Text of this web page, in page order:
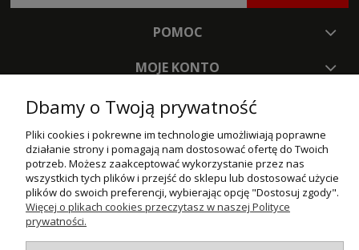
POMOC
MOJE KONTO
PŁATNOŚCI I DOSTAWA
INFORMACJE
O NAS
© MAXSOTE 2026.
Dbamy o Twoją prywatność
Pliki cookies i pokrewne im technologie umożliwiają poprawne
działanie strony i pomagają nam dostosować ofertę do Twoich
potrzeb. Możesz zaakceptować wykorzystanie przez nas
wszystkich tych plików i przejść do sklepu lub dostosować użycie
plików do swoich preferencji, wybierając opcję "Dostosuj zgody".
Więcej o plikach cookies przeczytasz w naszej Polityce
prywatności.